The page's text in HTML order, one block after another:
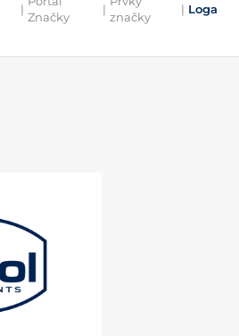
|
Značky
|
značky
| Loga